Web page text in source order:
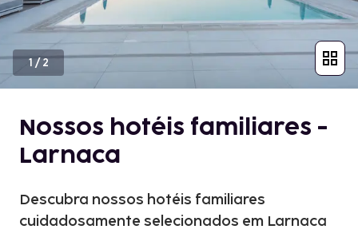
1/2
Nossos hotéis familiares -
Larnaca
Descubra nossos hotéis familiares
cuidadosamente selecionados em Larnaca